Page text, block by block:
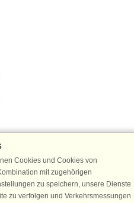
Fans an
von 25 €für Ihren nächsten
für den DanCenter Newsletter
Cookies und Cookies von
mit zugehörigen
zu speichern, unsere Dienste
zu verfolgen und Verkehrsmessungen